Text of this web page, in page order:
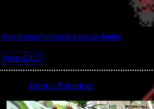
/log/photos-hortus-botanicus-leiden
photos2025
Hortus Botanicus